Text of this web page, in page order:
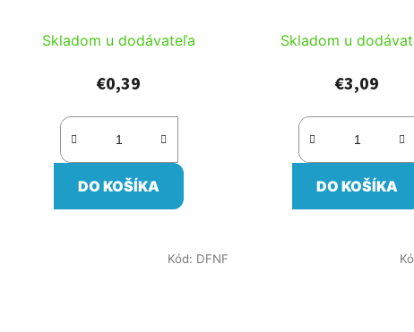
Skladom u dodávateľa
€0,39
DO KOŠÍKA
Skladom u
€3,09
DO KOŠÍKA
Kód: DFNF